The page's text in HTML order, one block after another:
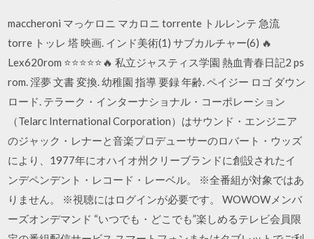
maccheroni マっケロニ マカロニ torrente トルレンテ 急流
torre トッレ 塔 映画. インド美術(1) サブカルチャー(6) 🔥
Lex620rom ⭐⭐⭐⭐⭐🔥 私立ジャスティス学園 熱血青春日記2 ps
rom. 淫夢 文書 変換. 幼稚園 指導 要録 年齢. ペイジー ロゴ ダウン
ロード. テラーク・インターナショナル・コーポレーション
（Telarc International Corporation）はサウンド・エンジニア
のジャック・レナーと音楽プロデューサーのロバート・ウッズ
により、1977年にオハイオ州クリーブランドに創設されたイ
ンデペンデント・レコード・レーベル。 ※全番組が対象ではあ
りません。 ※視聴にはログインが必要です。 WOWOWメンバ
ーズオンデマンド “いつでも・どこでも”楽しめるテレビ会員限